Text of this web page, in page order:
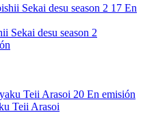
17 En
Sekai desu season 2
20 En emisión
Teii Arasoi